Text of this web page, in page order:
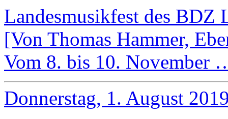
Landesmusikfest des
[Von Thomas Hammer,
Vom 8. bis 10. November
Donnerstag, 1. August